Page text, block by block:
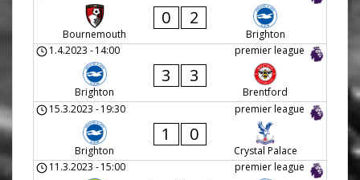
Bournemouth
0 2
Brighton
premier league
1.4.2023 -14:00
Brighton
3 3
Brentford
premier league
15.3.2023 -19:30
Brighton
1 0
Crystal Palace
premier league
11.3.2023 -15:00